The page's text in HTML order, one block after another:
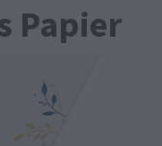
Papier